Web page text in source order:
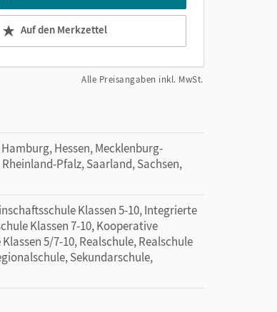
Auf den Merkzettel
Alle Preisangaben inkl. MwSt.
Hessen, Mecklenburg-
Pfalz, Saarland, Sachsen,
Klassen 5-10, Integrierte
Klassen 7-10, Kooperative
5/7-10, Realschule, Realschule
Sekundarschule,